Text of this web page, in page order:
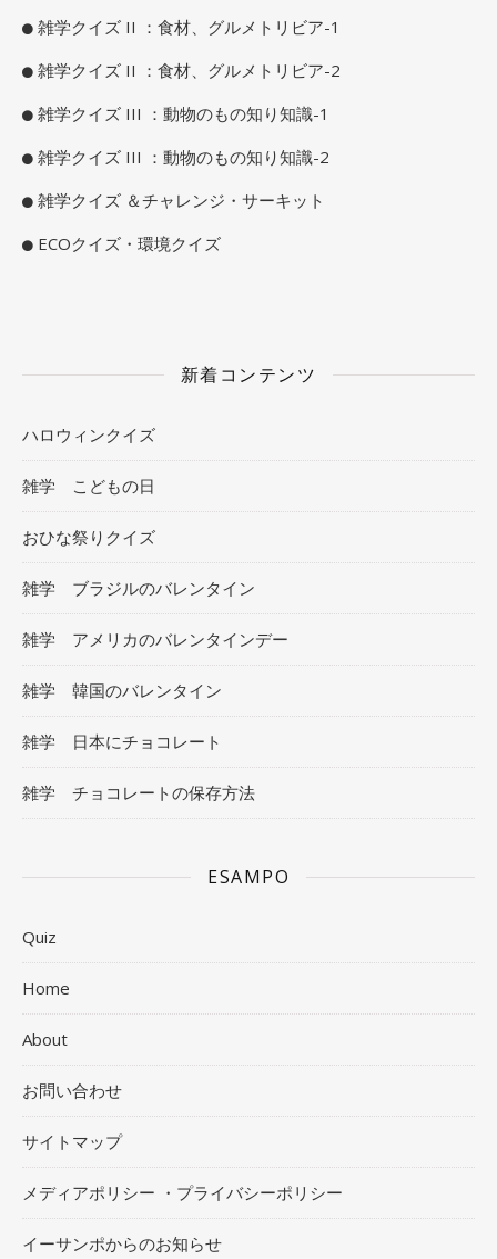
雑学クイズ II ：食材、グルメトリビア-1
雑学クイズ II ：食材、グルメトリビア-2
雑学クイズ III ：動物のもの知り知識-1
雑学クイズ III ：動物のもの知り知識-2
雑学クイズ ＆チャレンジ・サーキット
ECOクイズ・環境クイズ
新着コンテンツ
ハロウィンクイズ
雑学 こどもの日
おひな祭りクイズ
雑学 ブラジルのバレンタイン
雑学 アメリカのバレンタインデー
雑学 韓国のバレンタイン
雑学 日本にチョコレート
雑学 チョコレートの保存方法
ESAMPO
Quiz
Home
About
お問い合わせ
サイトマップ
メディアポリシー ・プライバシーポリシー
イーサンポからのお知らせ